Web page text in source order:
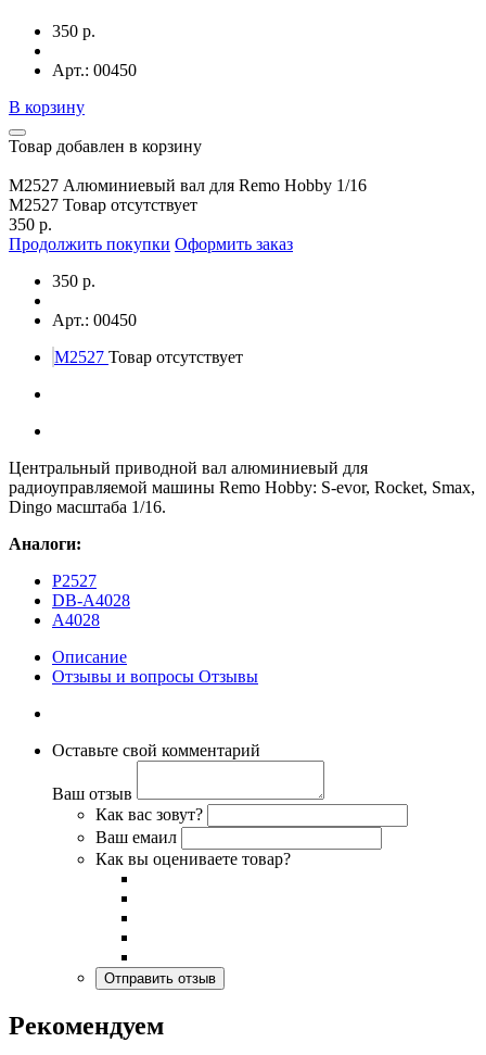
350 р.
Арт.: 00450
В корзину
Товар добавлен в корзину
M2527 Алюминиевый вал для Remo Hobby 1/16
M2527 Товар отсутствует
350 р.
Продолжить покупки Оформить заказ
350 р.
Арт.: 00450
M2527 Товар отсутствует
Центральный приводной вал алюминиевый для
радиоуправляемой машины Remo Hobby: S-evor, Rocket, Smax,
Dingo масштаба 1/16.
Аналоги:
P2527
DB-A4028
A4028
Описание
Отзывы и вопросы Отзывы
Оставьте свой комментарий
Ваш отзыв
Как вас зовут?
Ваш емаил
Как вы оцениваете товар?
Рекомендуем